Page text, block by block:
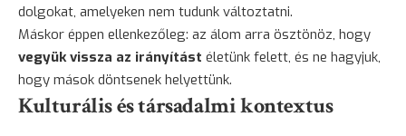
dolgokat, amelyeken nem tudunk változtatni.
Máskor éppen ellenkezőleg: az álom arra ösztönöz, hogy
vegyük vissza az irányítást életünk felett, és ne hagyjuk,
hogy mások döntsenek helyettünk.
Kulturális és társadalmi kontextus